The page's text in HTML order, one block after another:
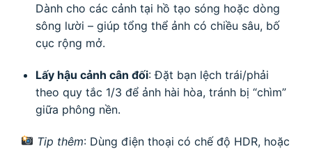
Dành cho các cảnh tại hồ tạo sóng hoặc dòng
sông lười – giúp tổng thể ảnh có chiều sâu, bố
cục rộng mở.
Lấy hậu cảnh cân đối: Đặt bạn lệch trái/phải
theo quy tắc 1/3 để ảnh hài hòa, tránh bị “chìm”
giữa phông nền.
Tip thêm: Dùng điện thoại có chế độ HDR, hoặc